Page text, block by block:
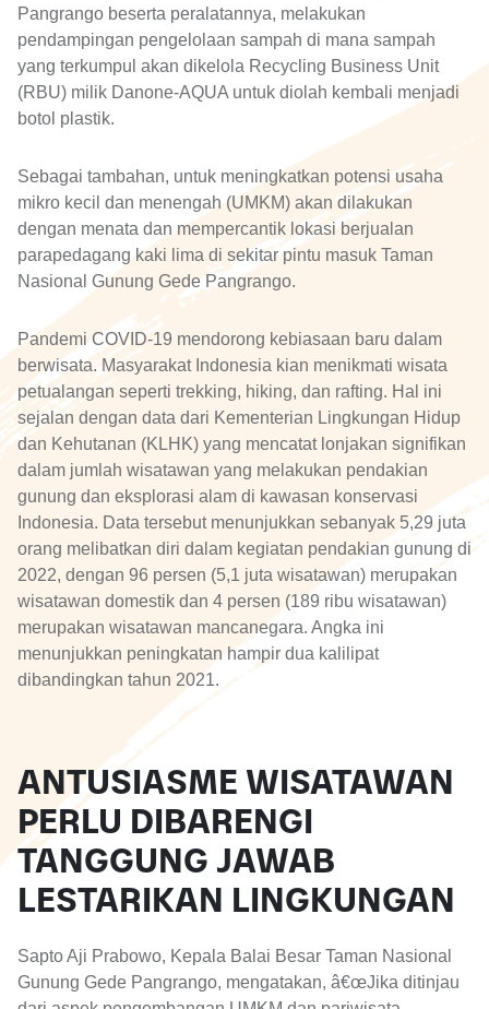
Pangrango beserta peralatannya, melakukan
pendampingan pengelolaan sampah di mana sampah
yang terkumpul akan dikelola Recycling Business Unit
(RBU) milik Danone-AQUA untuk diolah kembali menjadi
botol plastik.
Sebagai tambahan, untuk meningkatkan potensi usaha
mikro kecil dan menengah (UMKM) akan dilakukan
dengan menata dan mempercantik lokasi berjualan
parapedagang kaki lima di sekitar pintu masuk Taman
Nasional Gunung Gede Pangrango.
Pandemi COVID-19 mendorong kebiasaan baru dalam
berwisata. Masyarakat Indonesia kian menikmati wisata
petualangan seperti trekking, hiking, dan rafting. Hal ini
sejalan dengan data dari Kementerian Lingkungan Hidup
dan Kehutanan (KLHK) yang mencatat lonjakan signifikan
dalam jumlah wisatawan yang melakukan pendakian
gunung dan eksplorasi alam di kawasan konservasi
Indonesia. Data tersebut menunjukkan sebanyak 5,29 juta
orang melibatkan diri dalam kegiatan pendakian gunung di
2022, dengan 96 persen (5,1 juta wisatawan) merupakan
wisatawan domestik dan 4 persen (189 ribu wisatawan)
merupakan wisatawan mancanegara. Angka ini
menunjukkan peningkatan hampir dua kalilipat
dibandingkan tahun 2021.
ANTUSIASME WISATAWAN
PERLU DIBARENGI
TANGGUNG JAWAB
LESTARIKAN LINGKUNGAN
Sapto Aji Prabowo, Kepala Balai Besar Taman Nasional
Gunung Gede Pangrango, mengatakan, â€œJika ditinjau